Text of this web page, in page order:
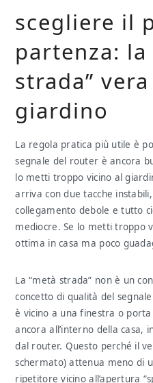
scegliere il
partenza: la
strada”
giardino
La regola pratica più utile è
segnale del router è ancora
lo metti troppo vicino al
arriva con due tacche
collegamento debole e tutto
mediocre. Se lo metti troppo
ottima in casa ma poco
La “metà strada” non è un
concetto di qualità del
è vicino a una finestra o
ancora all’interno della casa,
dal router. Questo perché il
schermato) attenua meno di
ripetitore vicino all’apertura